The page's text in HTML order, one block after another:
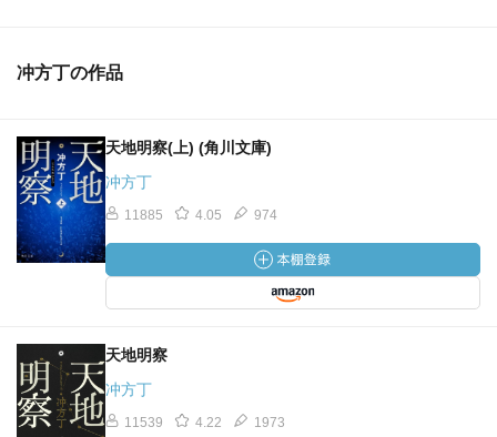
冲方丁の作品
天地明察(上) (角川文庫)
冲方丁
11885 4.05 974
天地明察
冲方丁
11539 4.22 1973